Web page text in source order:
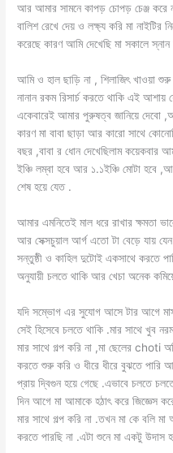
আর আমার সামনে কাপড় চোপড় চেঞ্জ করে
বালিশ রেখে দেয় ও লক্ষ্য করি মা নাইটির
করেছে কারণ আমি দেখেছি মা সকালে স্নান
আমি ও হাল ছাড়ি না , শিলাজিৎ খাওয়া
নানান রকম রিসার্চ করতে থাকি এই
একেবারেই আমার পুরুষত্ব জানিয়ে দেবো
কারণ মা বাবা ছাড়া আর কারো সাথে
বছর ,বাবা র ধোন দেখেছিলাম কয়েকবার
ইঞ্চি লম্বা হবে আর ১.১ইঞ্চি মোটা হবে
শেষ হয়ে যেত .
আমার এমনিতেই মাল ধরে রাখার ক্ষমতা
আর সেক্সচুয়াল আর্গ এতো টা বেড়ে যায়
সন্তুষ্ঠী ও কাহিল দুটোই একসাথে করতে
অনুযায়ী চলতে থাকি আর খেচা অনেক
যদি সম্ভোগ এর সুযোগ আসে টার আগে
সেই হিসেবে চলতে থাকি .মার সাথে খুব
মার সাথে গল্প করি না ,মা ছেলের choti
করতে শুরু করি ও ধীরে ধীরে বুঝতে পারি
প্রায় দ্বিগুন হয়ে গেছে .এভাবে চলতে
দিন আগে মা আমাকে হঠাৎ করে জিজ্ঞেস
মার সাথে গল্প করি না .তখন মা কে বলি
করতে পারছি না .এটা শুনে মা একটু উদাস